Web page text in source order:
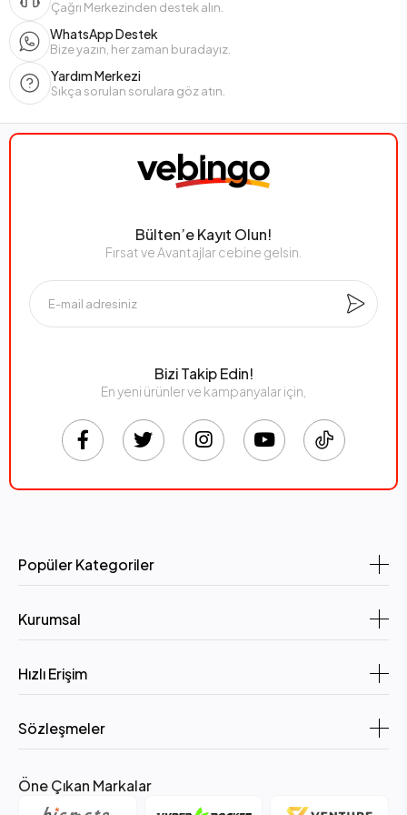
Çağrı Merkezinden destek alın.
WhatsApp Destek
Bize yazın, her zaman buradayız.
Yardım Merkezi
Sıkça sorulan sorulara göz atın.
Bülten’e Kayıt Olun!
Fırsat ve Avantajlar cebine gelsin.
Bizi Takip Edin!
En yeni ürünler ve kampanyalar için,
Popüler Kategoriler
Kurumsal
Hızlı Erişim
Sözleşmeler
Öne Çıkan Markalar